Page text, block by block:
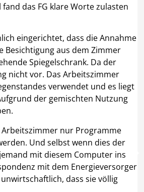
das FG klare Worte zulasten
eingerichtet, dass die Annahme
Besichtigung aus dem Zimmer
Spiegelschrank. Da der
nicht vor. Das Arbeitszimmer
verwendet und es liegt
der gemischten Nutzung
nur Programme
Und selbst wenn dies der
mit diesem Computer ins
mit dem Energieversorger
dass sie völlig